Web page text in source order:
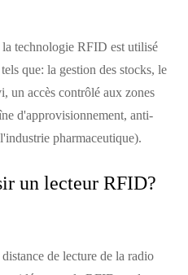
technologie RFID est utilisé
que: la gestion des stocks, le
un accès contrôlé aux zones
d'approvisionnement, anti-
pharmaceutique).
un lecteur RFID?
de lecture de la radio